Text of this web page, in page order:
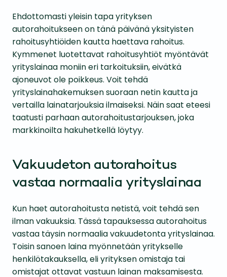
Ehdottomasti yleisin tapa yrityksen
autorahoitukseen on tänä päivänä yksityisten
rahoitusyhtiöiden kautta haettava rahoitus.
Kymmenet luotettavat rahoitusyhtiöt myöntävät
yrityslainaa moniin eri tarkoituksiin, eivätkä
ajoneuvot ole poikkeus. Voit tehdä
yrityslainahakemuksen suoraan netin kautta ja
vertailla lainatarjouksia ilmaiseksi. Näin saat eteesi
taatusti parhaan autorahoitustarjouksen, joka
markkinoilta hakuhetkellä löytyy.
Vakuudeton autorahoitus
vastaa normaalia yrityslainaa
Kun haet autorahoitusta netistä, voit tehdä sen
ilman vakuuksia. Tässä tapauksessa autorahoitus
vastaa täysin normaalia vakuudetonta yrityslainaa.
Toisin sanoen laina myönnetään yritykselle
henkilötakauksella, eli yrityksen omistaja tai
omistajat ottavat vastuun lainan maksamisesta.